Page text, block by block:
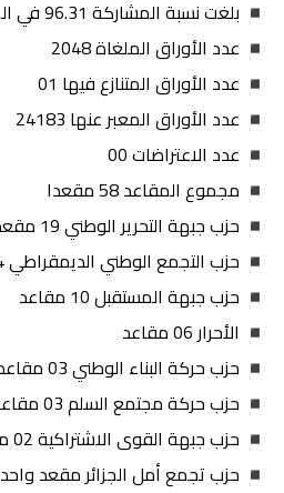
◾ بلغت نسبة المشاركة 96.31 في المئة
◾ عدد الأوراق الملغاة 2048
◾ عدد الأوراق المتنازع فيها 01
◾ عدد الأوراق المعبر عنها 24183
◾ عدد الاعتراضات 00
◾ مجموع المقاعد 58 مقعدا
◾ حزب جبهة التحرير الوطني 19 مقعدا
◾ حزب التجمع الوطني الديمقراطي 14 مقعدا
◾ حزب جبهة المستقبل 10 مقاعد
◾ الأحرار 06 مقاعد
◾ حزب حركة البناء الوطني 03 مقاعد
◾ حزب حركة مجتمع السلم 03 مقاعد
◾ حزب جبهة القوى الاشتراكية 02 مقعدين
◾ حزب تجمع أمل الجزائر مقعد واحد